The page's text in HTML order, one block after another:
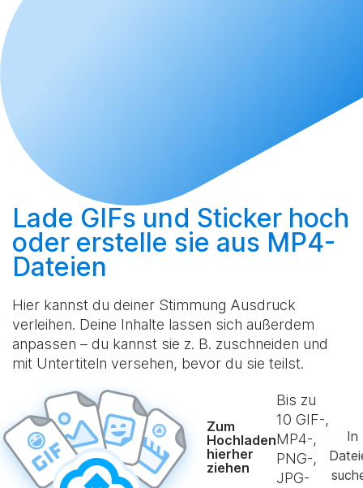
Lade GIFs und Sticker hoch
oder erstelle sie aus MP4-
Dateien
Hier kannst du deiner Stimmung Ausdruck
verleihen. Deine Inhalte lassen sich außerdem
anpassen – du kannst sie z. B. zuschneiden und
mit Untertiteln versehen, bevor du sie teilst.
Zum
Hochladen
hierher
ziehen
Bis zu
10 GIF-,
MP4-,
PNG-,
JPG-
In